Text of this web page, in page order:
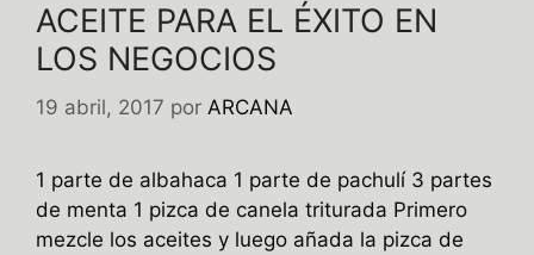
ACEITE PARA EL ÉXITO EN
LOS NEGOCIOS
19 abril, 2017 por ARCANA
1 parte de albahaca 1 parte de pachulí 3 partes
de menta 1 pizca de canela triturada Primero
mezcle los aceites y luego añada la pizca de